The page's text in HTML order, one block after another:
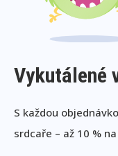
Vykutálené
S každou
srdcaře – až 10 %